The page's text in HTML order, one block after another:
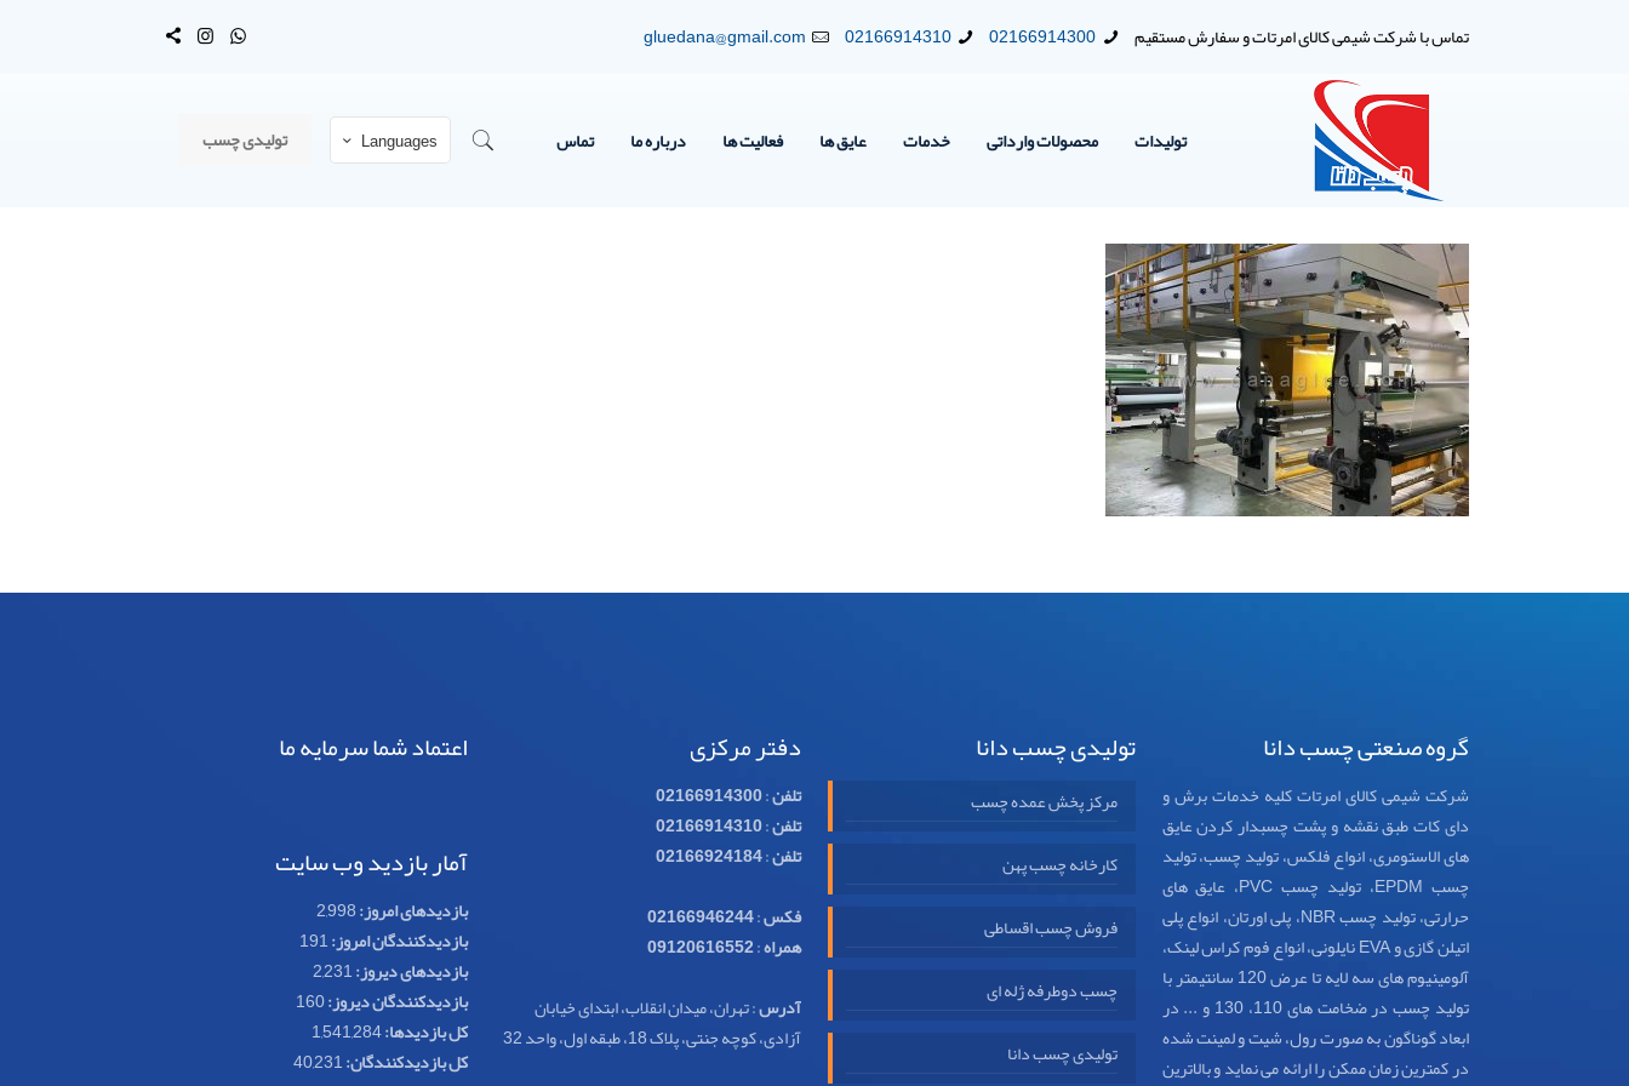
تماس با شرکت شیمی کالای امرتات و سفارش مستقیم 02166914300
02166914310
gluedana@gmail.com
تولیدات محصولات وارداتی خدمات عایق ها فعالیت ها درباره ما تماس Languages تولیدی چسب
گروه صنعتی چسب دانا
شرکت شیمی کالای امرتات کلیه خدمات برش و
دای کات طبق نقشه و پشت چسبدار کردن عایق
های الاستومری، انواع فلکس، تولید چسب، تولید
چسب EPDM، تولید چسب PVC، عایق های
حرارتی، تولید چسب NBR، پلی اورتان، انواع پلی
اتیلن گازی و EVA نایلونی، انواع فوم کراس لینک،
آلومینیوم های سه لایه تا عرض 120 سانتیمتر با
تولید چسب در ضخامت های 110، 130 و ... در
ابعاد گوناگون به صورت رول، شیت و لمینت شده
در کمترین زمان ممکن را ارائه می نماید و بالاترین
تولیدی چسب دانا
مرکز پخش عمده چسب
کارخانه چسب پهن
فروش چسب اقساطی
چسب دوطرفه ژله ای
تولیدی چسب دانا
دفتر مرکزی
تلفن:
02166914300
تلفن:
02166914310
تلفن:
02166924184
فکس:
02166946244
همراه:
09120616552
آدرس: تهران، میدان انقلاب، ابتدای خیابان
آزادی، کوچه جنتی، پلاک 18، طبقه اول، واحد 32
اعتماد شما سرمایه ما
آمار بازدید وب سایت
بازدیدهای امروز:2,998
بازدیدکنندگان امروز:191
بازدیدهای دیروز:2,231
بازدیدکنندگان دیروز:160
کل بازدیدها:1,541,284
کل بازدیدکنند‌گان:40,231